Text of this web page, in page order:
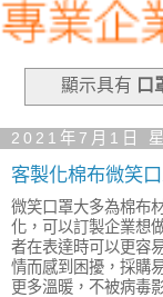
顯示具有 口
2021年7月1日
客製化棉布微笑
微笑口罩大多為棉布
化，可以訂製企業想
者在表達時可以更容
情而感到困擾，採購
更多溫暖，不被病毒